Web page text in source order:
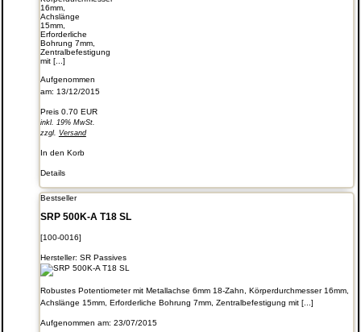
16mm,
Achslänge
15mm,
Erforderliche
Bohrung 7mm,
Zentralbefestigung
mit [...]
Aufgenommen
am: 13/12/2015
Preis 0.70 EUR
inkl. 19% MwSt.
zzgl. Versand
In den Korb
Details
Bestseller
SRP 500K-A T18 SL
[100-0016]
Hersteller: SR Passives
Robustes Potentiometer mit Metallachse 6mm 18-Zahn, Körperdurchmesser 16mm,
Achslänge 15mm, Erforderliche Bohrung 7mm, Zentralbefestigung mit [...]
Aufgenommen am: 23/07/2015